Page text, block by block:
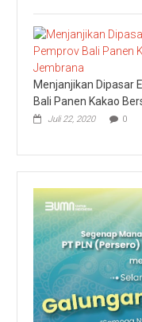
Menjanjikan Dipasar
Bali Panen Kakao
Juli 22, 2020 0